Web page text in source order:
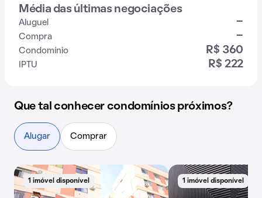
Média das últimas negociações
Aluguel -
Compra -
Condomínio R$ 360
IPTU R$ 222
Que tal conhecer condomínios próximos?
Alugar Comprar
1 imóvel disponível 1 imóvel disponível